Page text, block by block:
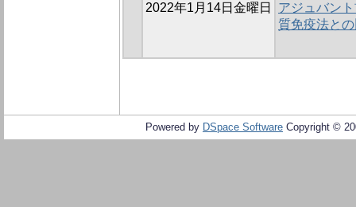
2022年1月14日金曜日
アジュバン
質免疫法と
Powered by DSpace Software Copyright ©